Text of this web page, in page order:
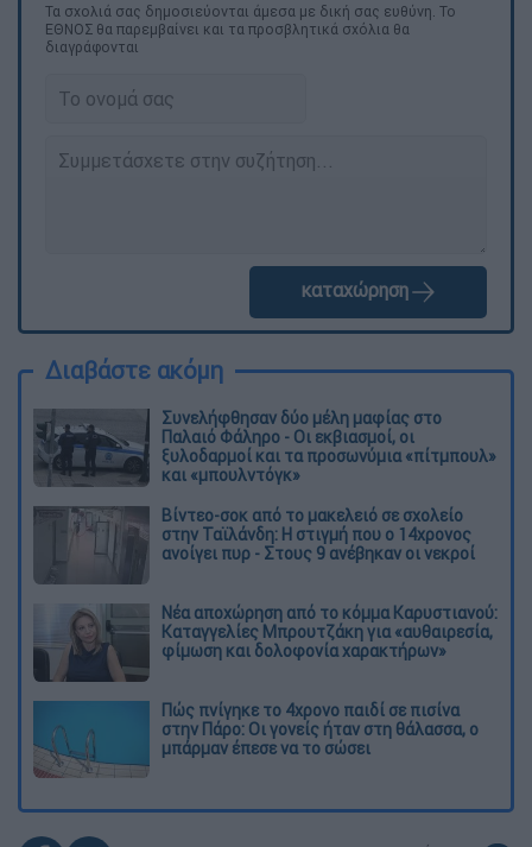
Τα σχολιά σας δημοσιεύονται άμεσα με δική σας ευθύνη. Το
ΕΘΝΟΣ θα παρεμβαίνει και τα προσβλητικά σχόλια θα
διαγράφονται
καταχώρηση
Διαβάστε ακόμη
Συνελήφθησαν δύο μέλη μαφίας στο
Παλαιό Φάληρο - Οι εκβιασμοί, οι
ξυλοδαρμοί και τα προσωνύμια «πίτμπουλ»
και «μπουλντόγκ»
Βίντεο-σοκ από το μακελειό σε σχολείο
στην Ταϊλάνδη: Η στιγμή που ο 14χρονος
ανοίγει πυρ - Στους 9 ανέβηκαν οι νεκροί
Νέα αποχώρηση από το κόμμα Καρυστιανού:
Καταγγελίες Μπρουτζάκη για «αυθαιρεσία,
φίμωση και δολοφονία χαρακτήρων»
Πώς πνίγηκε το 4χρονο παιδί σε πισίνα
στην Πάρο: Οι γονείς ήταν στη θάλασσα, ο
μπάρμαν έπεσε να το σώσει